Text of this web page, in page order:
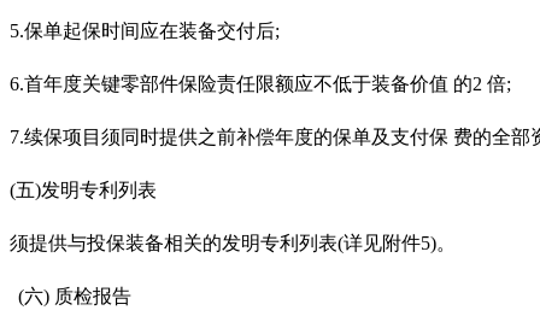
5.保单起保时间应在装备交付后;
6.首年度关键零部件保险责任限额应不低于装备价值 的2 倍;
7.续保项目须同时提供之前补偿年度的保单及支付保 费的全部
(五)发明专利列表
须提供与投保装备相关的发明专利列表(详见附件5)。
(六) 质检报告